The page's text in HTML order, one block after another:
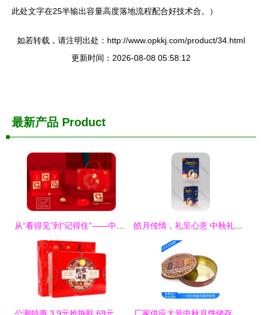
此处文字在25半输出容量高度落地流程配合好技术合。）
如若转载，请注明出处：http://www.opkkj.com/product/34.html
更新时间：2026-08-08 05:58:12
最新产品 Product